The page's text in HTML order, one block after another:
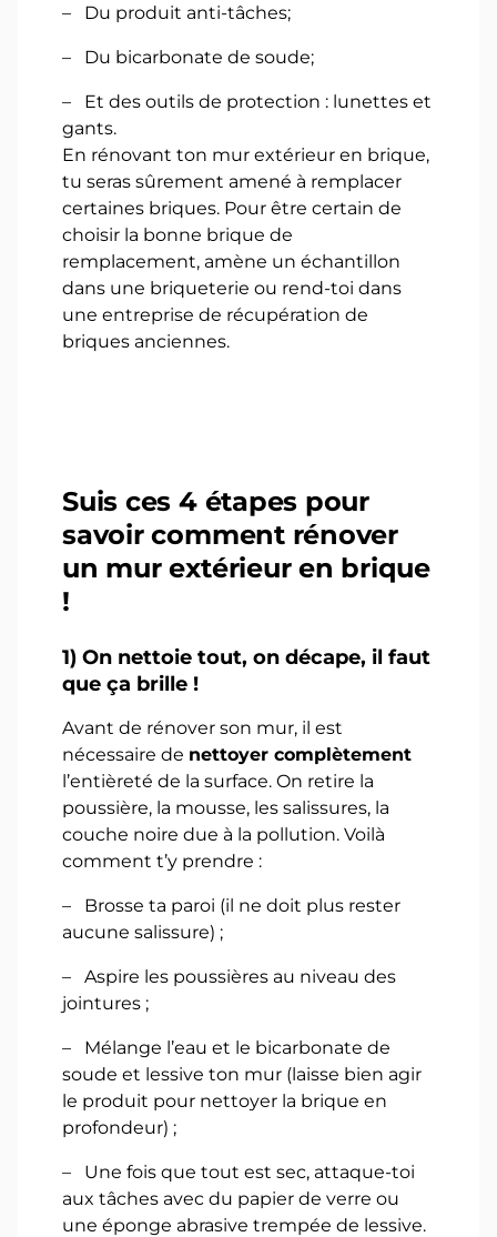
– Du produit anti-tâches;
– Du bicarbonate de soude;
– Et des outils de protection : lunettes et
gants.
En rénovant ton mur extérieur en brique,
tu seras sûrement amené à remplacer
certaines briques. Pour être certain de
choisir la bonne brique de
remplacement, amène un échantillon
dans une briqueterie ou rend-toi dans
une entreprise de récupération de
briques anciennes.
Suis ces 4 étapes pour
savoir comment rénover
un mur extérieur en brique
!
1) On nettoie tout, on décape, il faut
que ça brille !
Avant de rénover son mur, il est
nécessaire de nettoyer complètement
l’entièreté de la surface. On retire la
poussière, la mousse, les salissures, la
couche noire due à la pollution. Voilà
comment t’y prendre :
– Brosse ta paroi (il ne doit plus rester
aucune salissure) ;
– Aspire les poussières au niveau des
jointures ;
– Mélange l’eau et le bicarbonate de
soude et lessive ton mur (laisse bien agir
le produit pour nettoyer la brique en
profondeur) ;
– Une fois que tout est sec, attaque-toi
aux tâches avec du papier de verre ou
une éponge abrasive trempée de lessive.